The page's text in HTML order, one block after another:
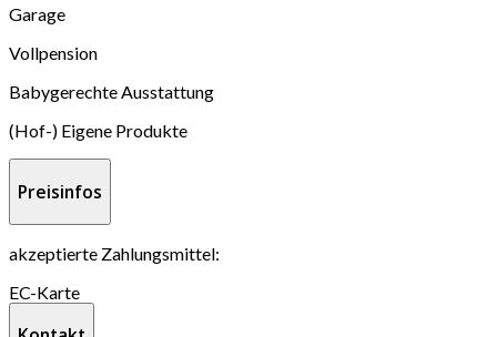
Garage
Vollpension
Babygerechte Ausstattung
(Hof-) Eigene Produkte
Preisinfos
akzeptierte Zahlungsmittel:
EC-Karte